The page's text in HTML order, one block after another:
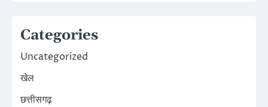
Categories
Uncategorized
खेल
छत्तीसगढ़